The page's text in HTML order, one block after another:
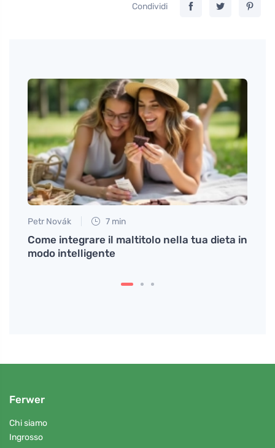
Condividi
Petr Novák 7 min
Come integrare il maltitolo nella tua dieta in
modo intelligente
Ferwer
Chi siamo
Ingrosso